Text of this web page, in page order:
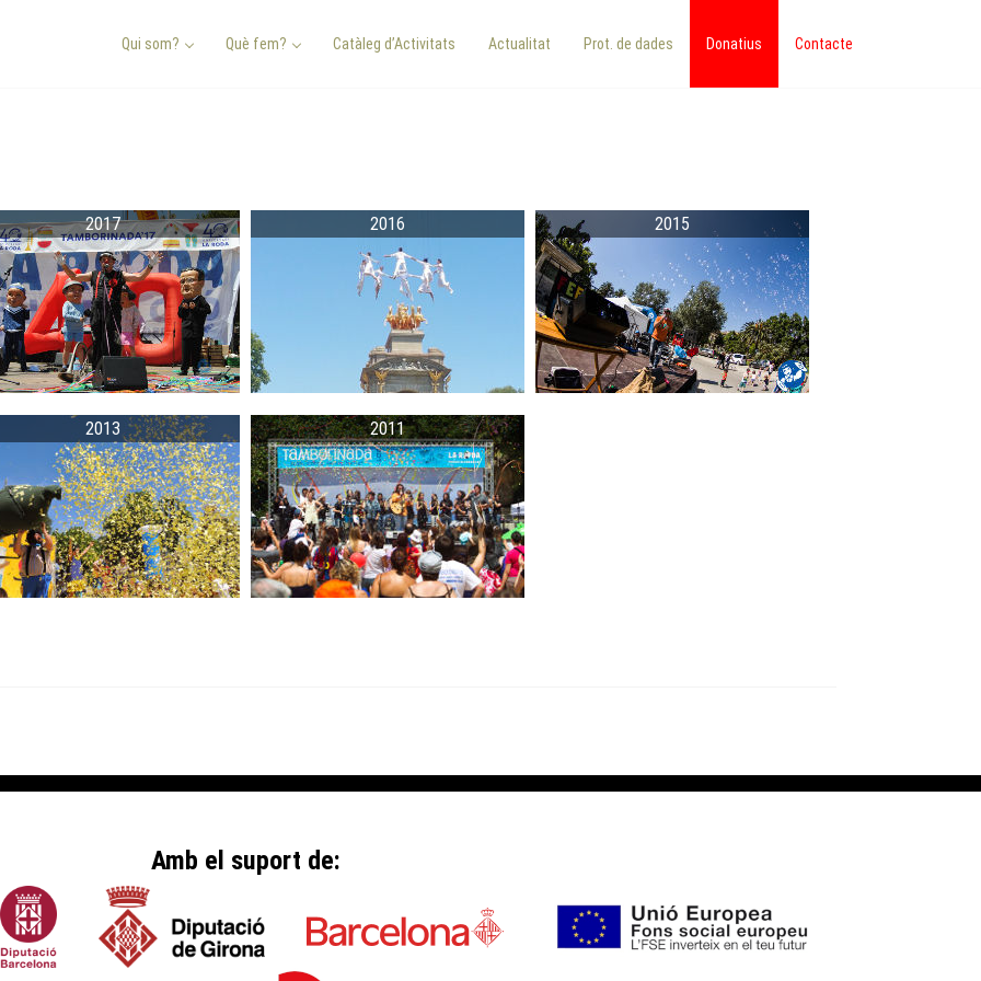
Qui som? Què fem? Catàleg d’Activitats Actualitat Prot. de dades Donatius Contacte
2017 2016 2015
2013 2011
Amb el suport de: